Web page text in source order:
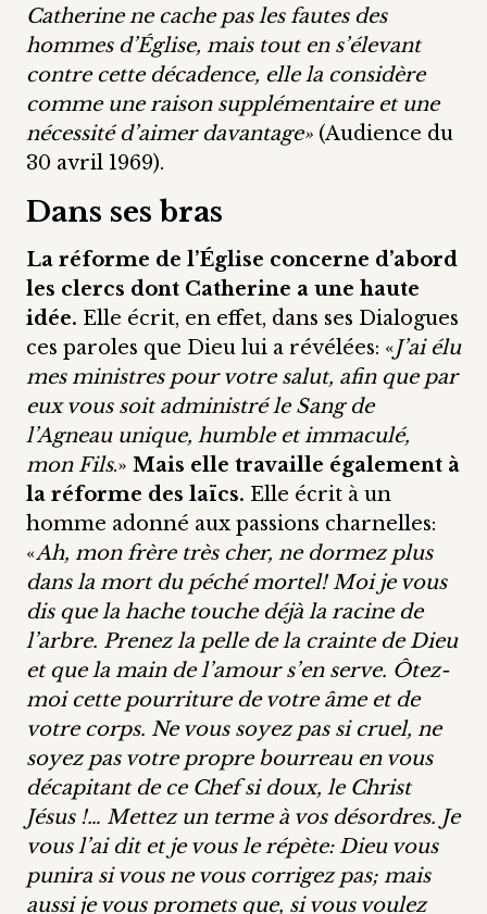
Catherine ne cache pas les fautes des
hommes d’Église, mais tout en s’élevant
contre cette décadence, elle la considère
comme une raison supplémentaire et une
nécessité d’aimer davantage» (Audience du
30 avril 1969).
Dans ses bras
La réforme de l’Église concerne d’abord
les clercs dont Catherine a une haute
idée. Elle écrit, en effet, dans ses Dialogues
ces paroles que Dieu lui a révélées: «J’ai élu
mes ministres pour votre salut, afin que par
eux vous soit administré le Sang de
l’Agneau unique, humble et immaculé,
mon Fils.» Mais elle travaille également à
la réforme des laïcs. Elle écrit à un
homme adonné aux passions charnelles:
«Ah, mon frère très cher, ne dormez plus
dans la mort du péché mortel! Moi je vous
dis que la hache touche déjà la racine de
l’arbre. Prenez la pelle de la crainte de Dieu
et que la main de l’amour s’en serve. Ôtez-
moi cette pourriture de votre âme et de
votre corps. Ne vous soyez pas si cruel, ne
soyez pas votre propre bourreau en vous
décapitant de ce Chef si doux, le Christ
Jésus !… Mettez un terme à vos désordres. Je
vous l’ai dit et je vous le répète: Dieu vous
punira si vous ne vous corrigez pas; mais
aussi je vous promets que, si vous voulez